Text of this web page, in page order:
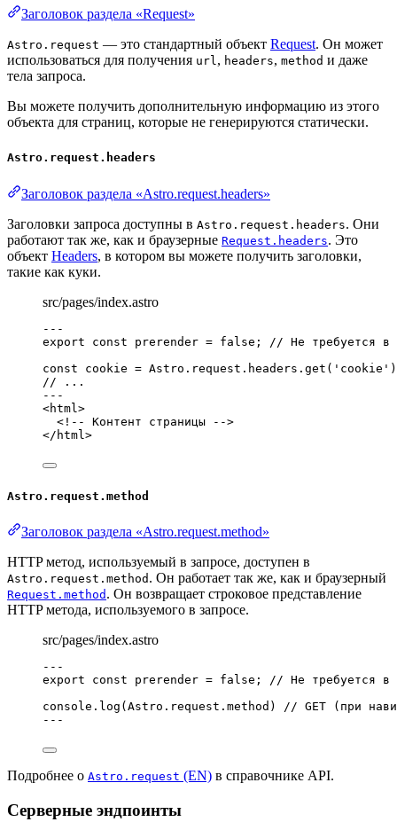
Заголовок раздела «Request»
Astro.request — это стандартный объект Request. Он может
использоваться для получения url, headers, method и даже
тела запроса.
Вы можете получить дополнительную информацию из этого
объекта для страниц, которые не генерируются статически.
Astro.request.headers
Заголовок раздела «Astro.request.headers»
Заголовки запроса доступны в Astro.request.headers. Они
работают так же, как и браузерные Request.headers. Это
объект Headers, в котором вы можете получить заголовки,
такие как куки.
src/pages/index.astro
---
export const prerender = false ;
// Не требуется
const cookie = Astro . request . headers . get ( ' cookie '
// ...
---
<html >
<!-- Контент страницы -->
</ html >
Astro.request.method
Заголовок раздела «Astro.request.method»
HTTP метод, используемый в запросе, доступен в
Astro.request.method . Он работает так же, как и браузерный
Request.method . Он возвращает строковое представление
HTTP метода, используемого в запросе.
src/pages/index.astro
---
export const prerender = false ; // Не требуется
console . log (Astro . request . method ) // GET (при
---
Подробнее о Astro.request (EN) в справочнике API.
Серверные эндпоинты